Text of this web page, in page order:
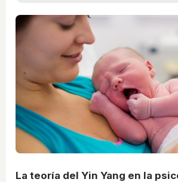
La teoría del Yin Yang en la